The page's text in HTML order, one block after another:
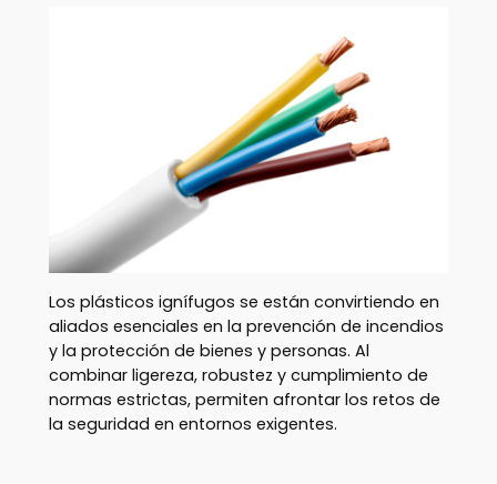
Los plásticos ignífugos se están convirtiendo en
aliados esenciales en la prevención de incendios
y la protección de bienes y personas. Al
combinar ligereza, robustez y cumplimiento de
normas estrictas, permiten afrontar los retos de
la seguridad en entornos exigentes.